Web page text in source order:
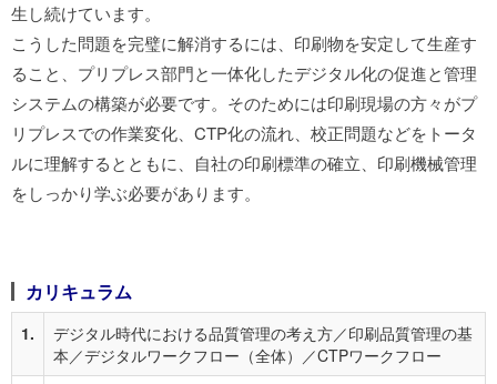
生し続けています。
こうした問題を完璧に解消するには、印刷物を安定して生産す
ること、プリプレス部門と一体化したデジタル化の促進と管理
システムの構築が必要です。そのためには印刷現場の方々がプ
リプレスでの作業変化、CTP化の流れ、校正問題などをトータ
ルに理解するとともに、自社の印刷標準の確立、印刷機械管理
をしっかり学ぶ必要があります。
カリキュラム
1.
デジタル時代における品質管理の考え方／印刷品質管理の基
本／デジタルワークフロー（全体）／CTPワークフロー